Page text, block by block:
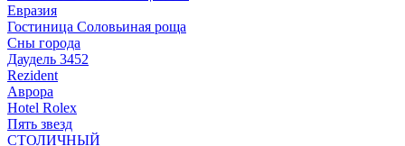
Евразия
Гостиница Соловьиная роща
Сны города
Даудель 3452
Rezident
Аврора
Hotel Rolex
Пять звезд
СТОЛИЧНЫЙ